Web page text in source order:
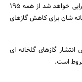
این توافقنامه تاریخی که از سال 2020 تا 2030 اجرایی خواهد شد از همه 195
شان برای کاهش گازهای
گازهای گلخانه ای